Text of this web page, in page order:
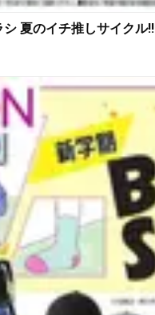
夏のイチ推しサイクル!!